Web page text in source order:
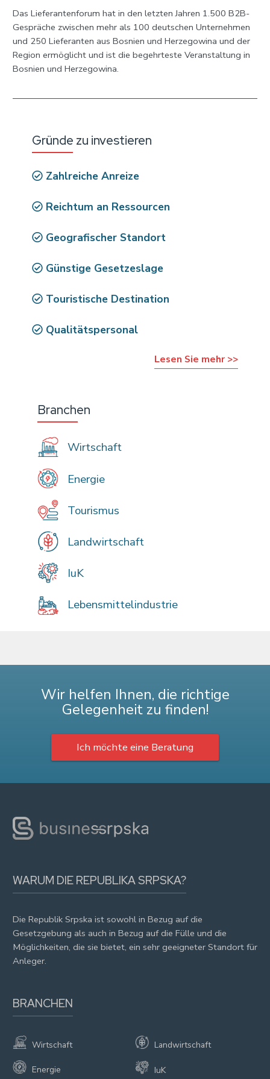
Das Lieferantenforum hat in den letzten Jahren 1.500 B2B-
Gespräche zwischen mehr als 100 deutschen Unternehmen
und 250 Lieferanten aus Bosnien und Herzegowina und der
Region ermöglicht und ist die begehrteste Veranstaltung in
Bosnien und Herzegowina.
Gründe zu investieren
Zahlreiche Anreize
Reichtum an Ressourcen
Geografischer Standort
Günstige Gesetzeslage
Touristische Destination
Qualitätspersonal
Lesen Sie mehr >>
Branchen
Wirtschaft
Energie
Tourismus
Landwirtschaft
IuK
Lebensmittelindustrie
Wir helfen Ihnen, die richtige
Gelegenheit zu finden!
Ich möchte eine Beratung
WARUM DIE REPUBLIKA SRPSKA?
Die Republik Srpska ist sowohl in Bezug auf die
Gesetzgebung als auch in Bezug auf die Fülle und die
Möglichkeiten, die sie bietet, ein sehr geeigneter Standort für
Anleger.
BRANCHEN
Wirtschaft
Energie
Landwirtschaft
IuK